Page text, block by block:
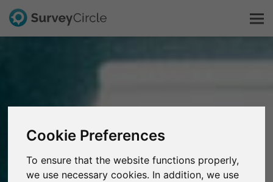
Cookie Preferences
To ensure that the website functions properly,
we use necessary cookies. In addition, we use
Explorer la recherche
FAQ